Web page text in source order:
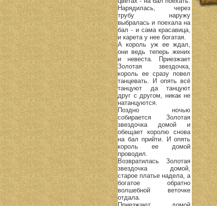
Нарядилась, через
трубу наружу
выбралась и поехала на
бал - и сама красавица,
и карета у нее богатая.
А король уж ее ждал,
они ведь теперь жених
и невеста. Приезжает
Золотая звездочка,
король ее сразу повел
танцевать. И опять всё
танцуют да танцуют
друг с другом, никак не
натанцуются.
Поздно ночью
собирается Золотая
звездочка домой и
обещает королю снова
на бал прийти. И опять
король ее домой
проводил.
Возвратилась Золотая
звездочка домой,
старое платье надела, а
богатое обратно
волшебной веточке
отдала.